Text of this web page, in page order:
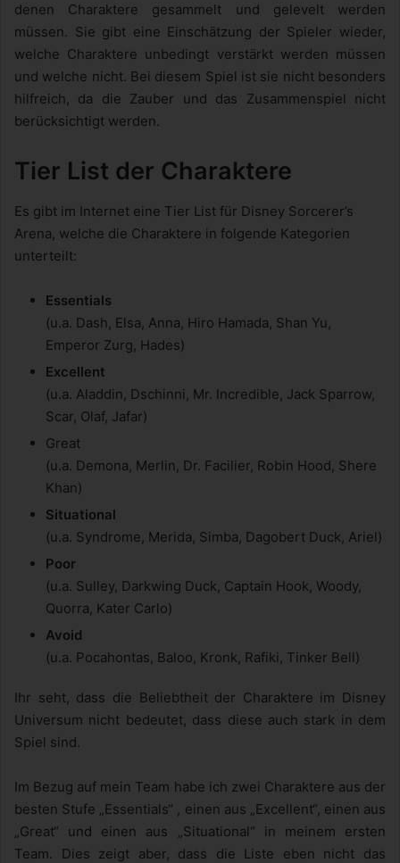
denen Charaktere gesammelt und gelevelt werden
müssen. Sie gibt eine Einschätzung der Spieler wieder,
welche Charaktere unbedingt verstärkt werden müssen
und welche nicht. Bei diesem Spiel ist sie nicht besonders
hilfreich, da die Zauber und das Zusammenspiel nicht
berücksichtigt werden.
Tier List der Charaktere
Es gibt im Internet eine Tier List für Disney Sorcerer’s
Arena, welche die Charaktere in folgende Kategorien
unterteilt:
Essentials
(u.a. Dash, Elsa, Anna, Hiro Hamada, Shan Yu,
Emperor Zurg, Hades)
Excellent
(u.a. Aladdin, Dschinni, Mr. Incredible, Jack Sparrow,
Scar, Olaf, Jafar)
Great
(u.a. Demona, Merlin, Dr. Facilier, Robin Hood, Shere
Khan)
Situational
(u.a. Syndrome, Merida, Simba, Dagobert Duck, Ariel)
Poor
(u.a. Sulley, Darkwing Duck, Captain Hook, Woody,
Quorra, Kater Carlo)
Avoid
(u.a. Pocahontas, Baloo, Kronk, Rafiki, Tinker Bell)
Ihr seht, dass die Beliebtheit der Charaktere im Disney
Universum nicht bedeutet, dass diese auch stark in dem
Spiel sind.
Im Bezug auf mein Team habe ich zwei Charaktere aus der
besten Stufe „Essentials“ , einen aus „Excellent“, einen aus
„Great“ und einen aus „Situational“ in meinem ersten
Team. Dies zeigt aber, dass die Liste eben nicht das